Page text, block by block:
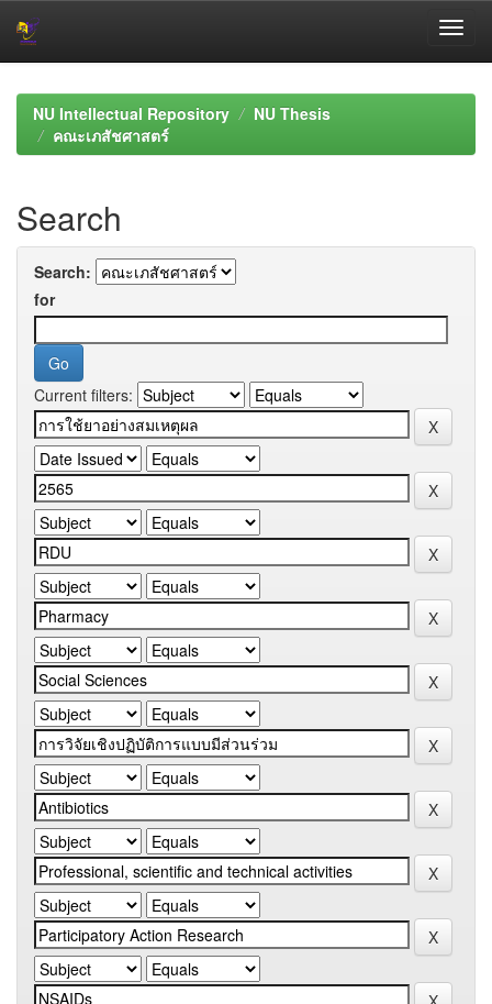
navigationNU Intellectual Repository
NU Thesis
คณะเภสัชศาสตร์
Search
Search:
for
Current filters: